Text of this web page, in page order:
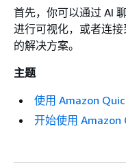
首先，你可以通过 AI
进行可视化，或者连
的解决方案。
主题
使用 Amazon
开始使用 Amazon